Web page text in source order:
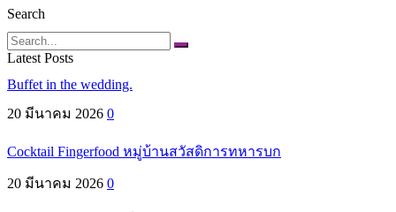
Search
Search
Latest Posts
Buffet in the wedding.
20 มีนาคม 2026 0
Cocktail Fingerfood หมู่บ้านสวัสดิการทหารบก
20 มีนาคม 2026 0